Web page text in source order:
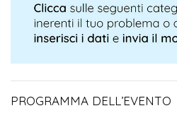
PROGRAMMA DELL’EVENTO